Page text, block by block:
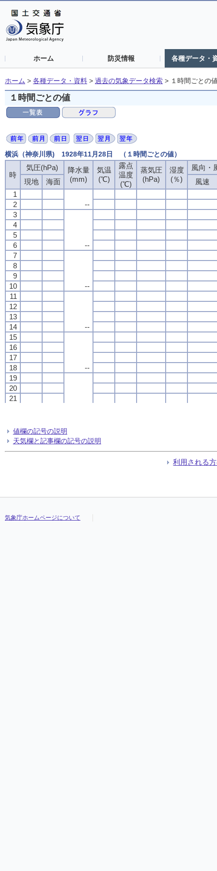
ホーム 防災情報 各種データ・
ホーム > 各種データ・資料 > 過去の気象データ検索 > １時間ごとの
１時間ごとの値
横浜（神奈川県) 1928年11月28日 （１時間ごとの値）
時
気圧(hPa)
降水量
(mm)
気温
(℃)
露点
温度
(℃)
蒸気圧
(hPa)
湿度
(％)
風向・
現地
海面
風速
1
--
2
3
--
4
5
6
7
--
8
9
10
11
--
12
13
14
15
--
16
17
18
19
20
21
24
時
気圧(hPa)
降水量
(mm)
気温
(℃)
露点
温度
(℃)
蒸気圧
(hPa)
湿度
(％)
風向・
現地
海面
風速
1
--
2
3
--
4
5
6
7
--
8
9
10
11
--
12
13
14
15
--
16
17
18
19
20
21
24
時
気圧(hPa)
降水量
(mm)
気温
(℃)
露点
温度
(℃)
蒸気圧
(hPa)
湿度
(％)
風向・
現地
海面
風速
1
--
2
3
--
4
5
6
7
--
8
9
10
11
--
12
13
14
15
--
16
17
18
19
20
21
24
時
気圧(hPa)
降水量
(mm)
気温
(℃)
露点
温度
(℃)
蒸気圧
(hPa)
湿度
(％)
風向・
現地
海面
風速
1
--
2
3
--
4
5
6
7
--
8
9
10
11
--
12
13
14
15
--
16
17
18
19
20
21
24
値欄の記号の説明
天気欄と記事欄の記号の説明
利用される
気象庁ホームページについて